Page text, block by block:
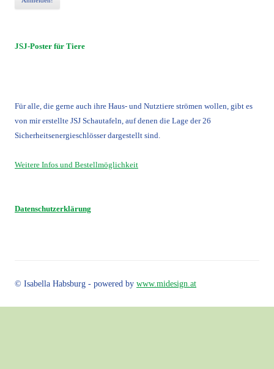
JSJ-Poster für Tiere
Für alle, die gerne auch ihre Haus- und Nutztiere strömen wollen, gibt es
von mir erstellte JSJ Schautafeln, auf denen die Lage der 26
Sicherheitsenergieschlösser dargestellt sind.
Weitere Infos und Bestellmöglichkeit
Datenschutzerklärung
© Isabella Habsburg - powered by www.midesign.at